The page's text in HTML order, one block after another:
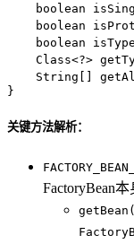
boolean
boolean
boolean
Class<?>
String[]
}
关键方法解析：
FactoryBean